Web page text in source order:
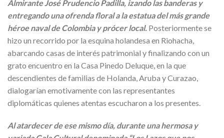
Almirante José Prudencio Padilla, izando las banderas y
entregando una ofrenda floral a la estatua del más grande
héroe naval de Colombia y prócer local. Posteriormente se
hizo un recorrido por la esquina holandesa en Riohacha,
abarcando casas de interés patrimonial y finalizando con un
grato encuentro en la Casa Pinedo Deluque, en la que
descendientes de familias de Holanda, Aruba y Curazao,
dialogarían emotivamente con las representantes
diplomáticas quienes atentas escucharon a los presentes.
Al atardecer de ese mismo día, durante una hermosa y